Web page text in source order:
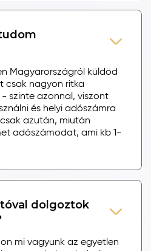
Magyarországról küldöd
csak nagyon ritka
szinte azonnal, viszont
és helyi adószámra
azután, miután
adószámodat, ami kb 1-
dolgoztok
mi vagyunk az egyetlen